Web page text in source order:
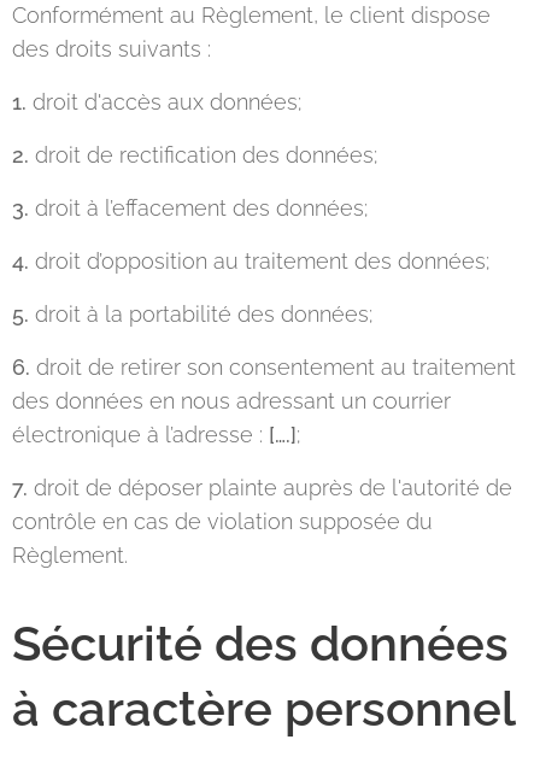
Conformément au Règlement, le client dispose
des droits suivants :
1. droit d'accès aux données;
2. droit de rectification des données;
3. droit à l’effacement des données;
4. droit d’opposition au traitement des données;
5. droit à la portabilité des données;
6. droit de retirer son consentement au traitement
des données en nous adressant un courrier
électronique à l’adresse : [….];
7. droit de déposer plainte auprès de l'autorité de
contrôle en cas de violation supposée du
Règlement.
Sécurité des données
à caractère personnel